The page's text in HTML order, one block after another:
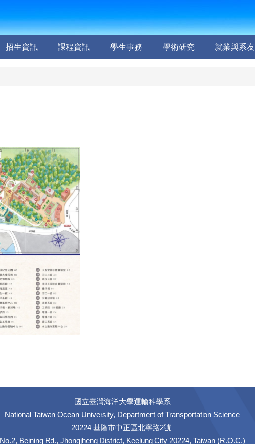
招生資訊 課程資訊 學生事務 學術研究 就業與系友
國立臺灣海洋大學運輸科學系
National Taiwan Ocean University, Department of Transportation Science
20224 基隆市中正區北寧路2號
No.2, Beining Rd., Jhongjheng District, Keelung City 20224, Taiwan (R.O.C.)